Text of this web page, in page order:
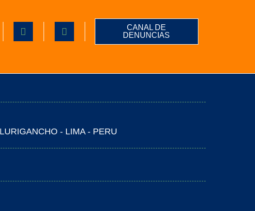
CANAL DE
DENUNCIAS
- LIMA - PERU